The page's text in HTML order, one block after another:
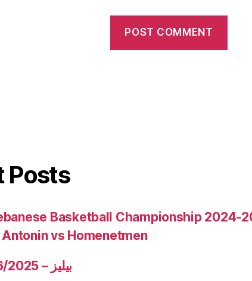
Posts
Basketball Championship 2024-
vs Homenetmen
Minal – 11/06/2025 – بيليز